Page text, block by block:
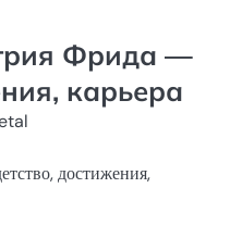
Фрида —
карьера